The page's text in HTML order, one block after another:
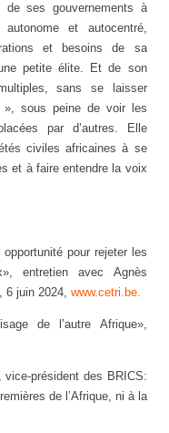
de ses gouvernements à
et autocentré,
et besoins de sa
petite élite. Et de son
sans se laisser
», sous peine de voir les
par d’autres. Elle
civiles africaines à se
et à faire entendre la voix
pour rejeter les
entretien avec Agnès
6 juin 2024,www.cetri.be.
de l’autre Afrique»,
vice-président des BRICS:
de l’Afrique, ni à la